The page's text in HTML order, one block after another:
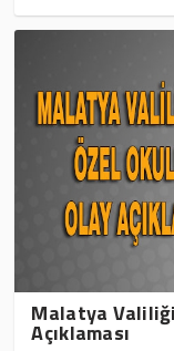
Malatya
Açıklaması